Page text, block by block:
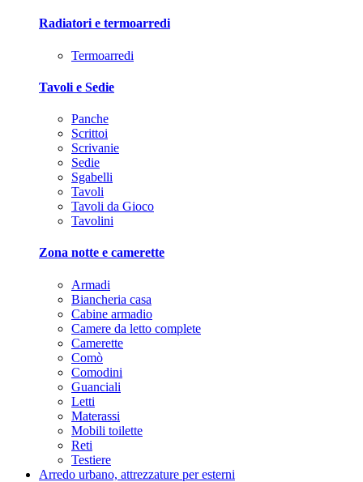
Radiatori e termoarredi
Termoarredi
Tavoli e Sedie
Panche
Scrittoi
Scrivanie
Sedie
Sgabelli
Tavoli
Tavoli da Gioco
Tavolini
Zona notte e camerette
Armadi
Biancheria casa
Cabine armadio
Camere da letto complete
Camerette
Comò
Comodini
Guanciali
Letti
Materassi
Mobili toilette
Reti
Testiere
Arredo urbano, attrezzature per esterni